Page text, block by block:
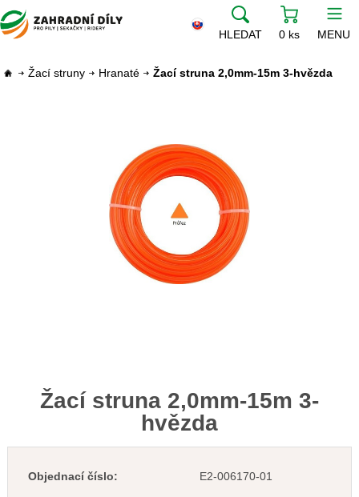
HLEDAT 0 ks MENU
Žací struny Hranaté Žací struna 2,0mm-15m 3-hvězda
Žací struna 2,0mm-15m 3-
hvězda
Objednací číslo: E2-006170-01